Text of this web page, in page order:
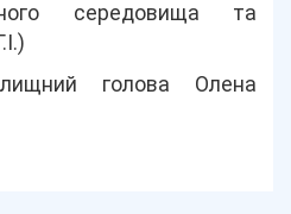
середовища та
голова Олена